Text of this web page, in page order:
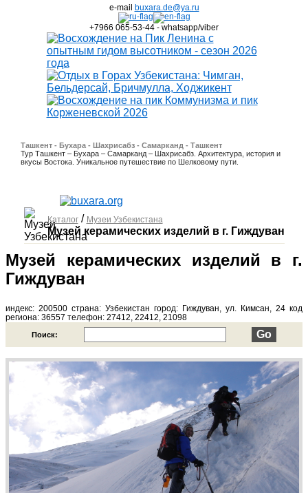
e-mail buxara.de@ya.ru
+7966 065-53-44 - whatsapp/viber
Ташкент - Бухара - Шахрисабз - Самарканд - Ташкент
Тур Ташкент – Бухара – Самарканд – Шахрисабз. Архитектура, история и
вкусы Востока. Уникальное путешествие по Шелковому пути.
Каталог/ Музеи Узбекистана
Музей керамических изделий в г. Гиждуван
Музей керамических изделий в г.
Гиждуван
индекс: 200500 страна: Узбекистан город: Гиждуван, ул. Кимсан, 24 код
региона: 36557 телефон: 27412, 22412, 21098
Поиск: